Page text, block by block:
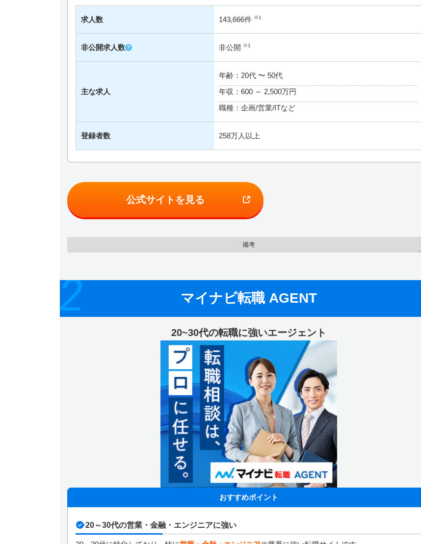
求人数 143,666件 ※1
非公開求人数 ? 非公開 ※1
主な求人
年齢：20代 〜 50代
年収：600 ～ 2,500万円
職種：企画/営業/ITなど
登録者数 258万人以上
公式サイトを見る
備考
2 マイナビ転職 AGENT
20~30代の転職に強いエージェント
おすすめポイント
20～30代の営業・金融・エンジニアに強い